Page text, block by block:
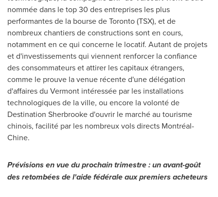
nommée dans le top 30 des entreprises les plus
performantes de la bourse deToronto(TSX), et de
nombreux chantiers de constructions sont en cours,
notamment en ce qui concerne le locatif. Autant de projets
et d'investissements qui viennent renforcer la confiance
des consommateurs et attirer les capitaux étrangers,
comme le prouve la venue récente d'une délégation
d'affaires du Vermont intéressée par les installations
technologiques de la ville, ou encore la volonté de
Destination Sherbrooke d'ouvrir le marché au tourisme
chinois, facilité par les nombreux vols directs Montréal-
Chine.
Prévisions en vue du prochain trimestre : un avant-goût
des retombées de l'aide fédérale aux premiers acheteurs